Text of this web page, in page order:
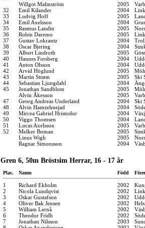
Willgot Malmström
2005
32
Emil Kilander 2004
33
Ludvig Hoff 2005
34
Emil Axelsson 2004
35
Rasmus Landin 2005
36
Robin Daremo 2005
37
Gustav Lokrantz 2004
38
Oscar Bjering 2004
39
Albert Lindroth 2005
40
Hannes Forsberg 2004
41
Anton Olsson 2004
42
Arvid Höglund 2005
43
Martin Strøm 2005
Ski
44
Sebastian Ljungdahl 2004
45
Jonathan Sandblom 2005
Alvin Åkesson
2005
47
Georg Andreas Underland 2004
Ski
48
Alvin Hamzehnejad 2004
49
Mircea Gabriel Hristodor 2004
50
Viggo Thomsen 2004
51
Lucas Axelsson 2005
52
Melker Boman 2005
Linus Wigh
2005
Ragnar Simonsson
2004
Gren 6, 50m Bröstsim Herrar, 16 - 17 år
Plac. Namn Född
1 Richard Ekholm 2002
2
Nicola Lundqvist 2002
3
Oskar Gustafson 2002
4
Oliver Bak Jensen 2002
5
William Lernå 2002
6
Theodor Fridh 2002
7
Jonathan Nilsson 2003